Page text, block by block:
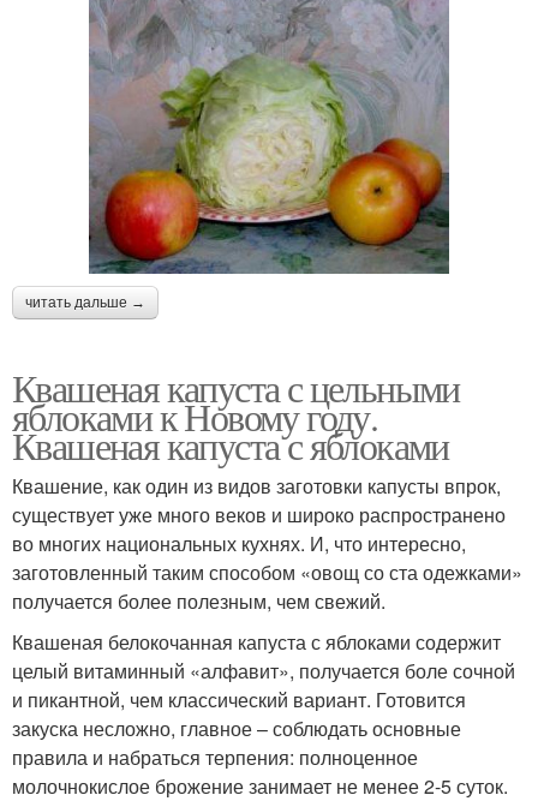
читать дальше →
Квашеная капуста с цельными
яблоками к Новому году.
Квашеная капуста с яблоками
Квашение, как один из видов заготовки капусты впрок,
существует уже много веков и широко распространено
во многих национальных кухнях. И, что интересно,
заготовленный таким способом «овощ со ста одежками»
получается более полезным, чем свежий.
Квашеная белокочанная капуста с яблоками содержит
целый витаминный «алфавит», получается боле сочной
и пикантной, чем классический вариант. Готовится
закуска несложно, главное – соблюдать основные
правила и набраться терпения: полноценное
молочнокислое брожение занимает не менее 2-5 суток.